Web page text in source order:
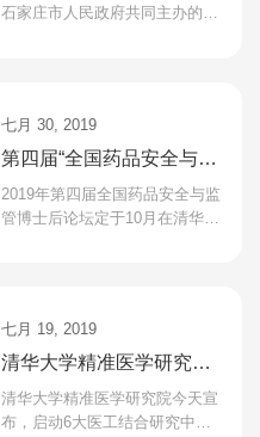
学会科学技术奖一等奖
石家庄市人民政府共同主办的中
七月 30, 2019
第四届“全国药品安全与监
管博士后论坛”征文通知
2019年第四届全国药品安全与监
管博士后论坛定于10月在清华大
七月 19, 2019
清华大学精准医学研究院
启动6大医工结合研究中心
清华大学精准医学研究院今天宣
布，启动6大医工结合研究中